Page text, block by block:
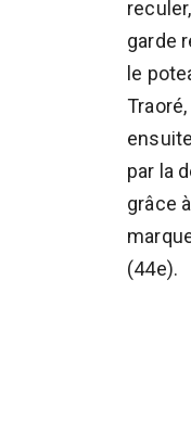
garde
le
par la
grâce
(44e).